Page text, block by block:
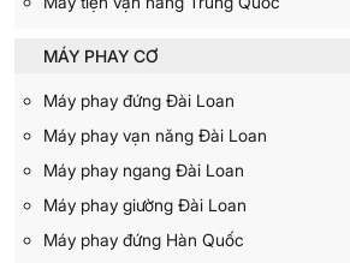
MÁY PHAY CƠ
Máy phay đứng Đài Loan
Máy phay vạn năng Đài Loan
Máy phay ngang Đài Loan
Máy phay giường Đài Loan
Máy phay đứng Hàn Quốc